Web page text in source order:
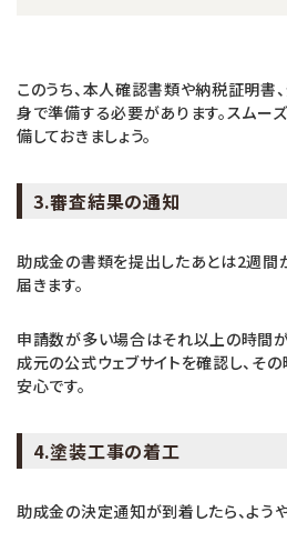
このうち、本人確認書類や納税証明書
身で準備する必要があります。スムー
備しておきましょう。
3.審査結果の通知
助成金の書類を提出したあとは2週間
届きます。
申請数が多い場合はそれ以上の時間
成元の公式ウェブサイトを確認し、そ
安心です。
4.塗装工事の着工
助成金の決定通知が到着したら、ようや